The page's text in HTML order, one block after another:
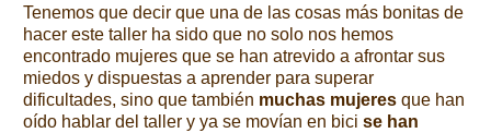
Tenemos que decir que una de las cosas más bonitas de
hacer este taller ha sido que no solo nos hemos
encontrado mujeres que se han atrevido a afrontar sus
miedos y dispuestas a aprender para superar
dificultades, sino que también muchas mujeres que han
oído hablar del taller y ya se movían en bici se han